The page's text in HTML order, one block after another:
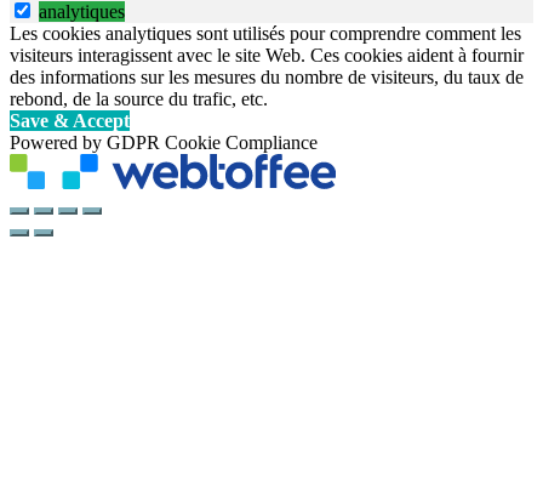
analytiques
Les cookies analytiques sont utilisés pour comprendre comment les
visiteurs interagissent avec le site Web. Ces cookies aident à fournir
des informations sur les mesures du nombre de visiteurs, du taux de
rebond, de la source du trafic, etc.
Save & Accept
Powered by GDPR Cookie Compliance